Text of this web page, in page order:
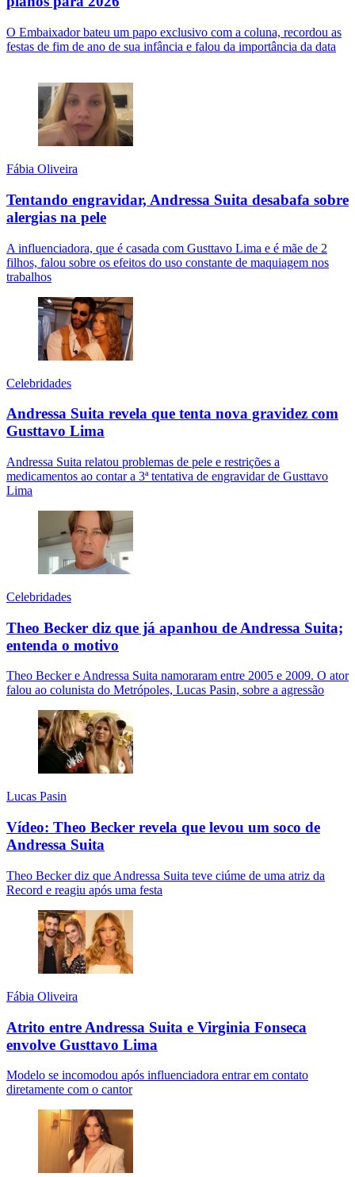
O Embaixador bateu um papo exclusivo com a coluna, recordou as
festas de fim de ano de sua infância e falou da importância da data
Fábia Oliveira
Tentando engravidar, Andressa Suita desabafa sobre
alergias na pele
A influenciadora, que é casada com Gusttavo Lima e é mãe de 2
filhos, falou sobre os efeitos do uso constante de maquiagem nos
trabalhos
Celebridades
Andressa Suita revela que tenta nova gravidez com
Gusttavo Lima
Andressa Suita relatou problemas de pele e restrições a
medicamentos ao contar a 3ª tentativa de engravidar de Gusttavo
Lima
Celebridades
Theo Becker diz que já apanhou de Andressa Suita;
entenda o motivo
Theo Becker e Andressa Suita namoraram entre 2005 e 2009. O ator
falou ao colunista do Metrópoles, Lucas Pasin, sobre a agressão
Lucas Pasin
Vídeo: Theo Becker revela que levou um soco de
Andressa Suita
Theo Becker diz que Andressa Suita teve ciúme de uma atriz da
Record e reagiu após uma festa
Fábia Oliveira
Atrito entre Andressa Suita e Virginia Fonseca
envolve Gusttavo Lima
Modelo se incomodou após influenciadora entrar em contato
diretamente com o cantor